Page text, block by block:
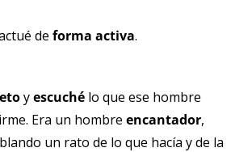
de forma activa.
y escuché lo que ese hombre
Era un hombre encantador,
un rato de lo que hacía y de la